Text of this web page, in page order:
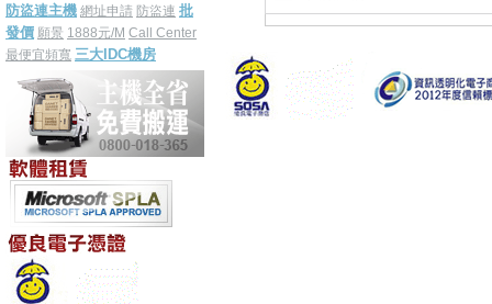
防盜連主機 網址申請 防盜連 批
發價 願景 1888元/M Call Center
最便宜頻寬 三大IDC機房